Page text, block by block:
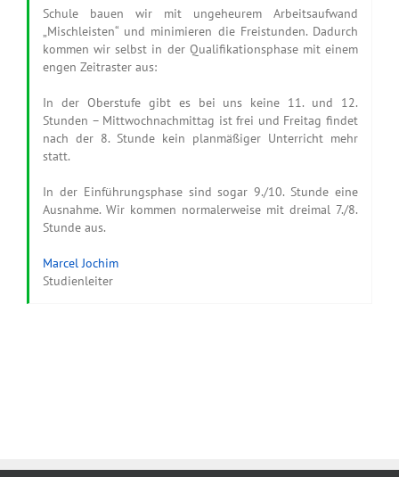
Schule bauen wir mit ungeheurem Arbeitsaufwand
„Mischleisten“ und minimieren die Freistunden. Dadurch
kommen wir selbst in der Qualifikationsphase mit einem
engen Zeitraster aus:
In der Oberstufe gibt es bei uns keine 11. und 12.
Stunden – Mittwochnachmittag ist frei und Freitag findet
nach der 8. Stunde kein planmäßiger Unterricht mehr
statt.
In der Einführungsphase sind sogar 9./10. Stunde eine
Ausnahme. Wir kommen normalerweise mit dreimal 7./8.
Stunde aus.
Marcel Jochim
Studienleiter